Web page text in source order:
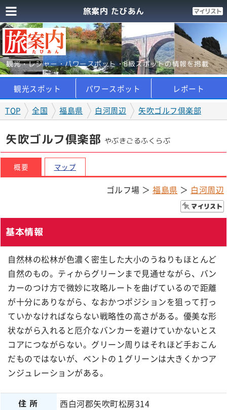
旅案内 たびあん
観光・レジャー・パワースポット・B級スポットの情報を掲載
観光スポット パワースポット
レポート
TOP
全国 福島県 白河周辺 矢吹ゴルフ倶楽部
矢吹ゴルフ倶楽部 やぶきごるふくらぶ
概要 マップ
ゴルフ場 ＞ 福島県 ＞ 白河周辺
基本情報
自然林の松林が色濃く密生した大小のうねりもほとんど
自然のもの。ティからグリーンまで見通せながら、バン
カーのつけ方で微妙に攻略ルートを曲げているので距離
が十分にありながら、なおかつポジションを狙って打っ
ていかなければならない戦略性の高さがある。優美な形
状ながら入れると厄介なバンカーを避けていかないとス
コアにつながらない。グリーン周りはそれほど手おこん
だものではないが、ベントの１グリーンは大きくかつア
ンジュレーションがある。
住所 西白河郡矢吹町松房314